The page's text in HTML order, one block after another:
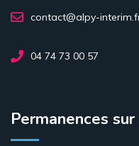
contact@alpy-
04 74 73 00 57
Permanences